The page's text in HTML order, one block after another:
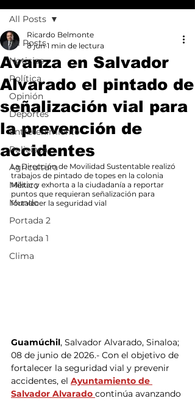
All Posts
Noticias
Política
Opinión
Deportes
Entretenimiento
Policiaca
Agricultura
México
Mundo
Portada 2
Portada 1
Clima
All Posts
Avanza en Salvador
Alvarado el pintado de
señalización vial para
la prevención de
accidentes
Ricardo Belmonte
8 jun 1 min de lectura
La Dirección de Movilidad Sustentable realizó
trabajos de pintado de topes en la colonia
Militar y exhorta a la ciudadanía a reportar
puntos que requieran señalización para
fortalecer la seguridad vial
Guamúchil, Salvador Alvarado, Sinaloa;
08 de junio de 2026.- Con el objetivo de
fortalecer la seguridad vial y prevenir
accidentes, el Ayuntamiento de
Salvador Alvarado continúa avanzando